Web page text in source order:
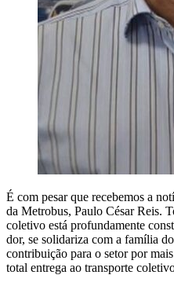
É com pesar que recebemos a
da Metrobus, Paulo César Reis.
coletivo está profundamente
dor, se solidariza com a família
contribuição para o setor por
total entrega ao transporte